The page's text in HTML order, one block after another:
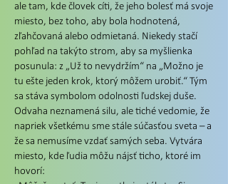
ale tam, kde človek cíti, že jeho bolesť má svoje
miesto, bez toho, aby bola hodnotená,
zľahčovaná alebo odmietaná. Niekedy stačí
pohľad na takýto strom, aby sa myšlienka
posunula: z „Už to nevydržím“ na „Možno je
tu ešte jeden krok, ktorý môžem urobiť.“ Tým
sa stáva symbolom odolnosti ľudskej duše.
Odvaha neznamená silu, ale tiché vedomie, že
napriek všetkému sme stále súčasťou sveta – a
že sa nemusíme vzdať samých seba. Vytvára
miesto, kde ľudia môžu nájsť ticho, ktoré im
hovorí: